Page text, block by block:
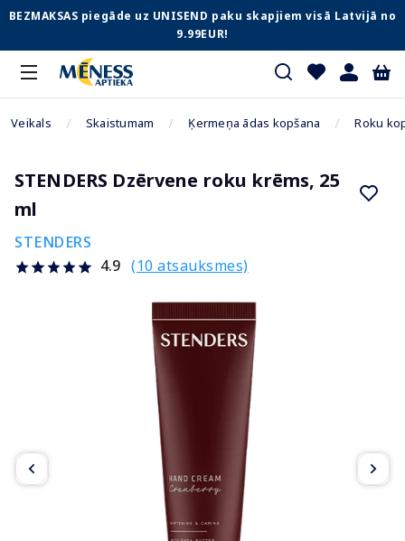
BEZMAKSAS piegāde uz UNISEND paku skapjiem visā Latvijā no
9.99EUR!
Veikals Skaistumam Ķermeņa ādas kopšana Roku
STENDERS Dzērvene roku krēms, 25
ml
STENDERS
4.9 (10 atsauksmes)